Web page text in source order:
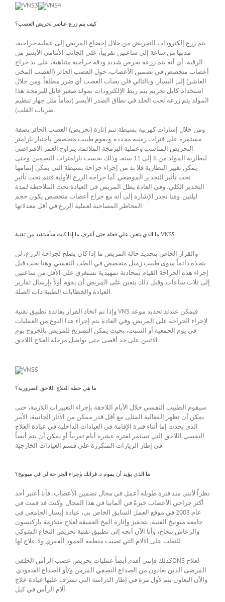
كيف يتم زرع عناصر تحريض العصب؟
يتم زرع إلكترودات التحريض من خلال إخضاع المريض إلى عملية جراحية،
مدتها من ساعة إلى ساعتين تقريباً، على الجانب الأمامي الأيسر من
الرقبة، أي أنه يتم زرعه بحرص شديد ودقة جراحية متناهية، على يد جراح
أعصاب متخصص في تضمين الأعصاب، حول العصب الحائر (العصب المخي
العاشر) إلى اليسار، وبالتالي فلن يصاب العصب أي ضرر مطلقاً. ومن خلال
استخدام كابل تحزيم يتم ربط الإلكترودات بمولد صغير قابل للبرمجة. هذا
المولد يتم زرعه تحت الجلد في نطاق الصدر الأيسر (تماماً مثل جهاز تنظيم
ضربات القلب).
ومن خلال إشارات كهربية بسيطة تتم إثارة (تحريض) العصب الحائر بصفة
مستمرة على فترات زمنية محددة. ويقوم طبيب متخصص باختيار بارامتر
التحريض المناسب وعملية البرمجة الملائمة. يتراوح العمر الافتراضي
لبطارية المولد من 6 إلى 11 سنة، وذلك بحسب بارامترات التضمين. وحتى
يمكن تغيير البطارية فلا بد من إجراء جراحة بسيطة التي يمكن إتمامها
تحت تأثير التخدير الموضعي. أما جراحة الزرع الأولية فتتم تحت تأثير
التخدير الكلي، وفي العادة يظل المريض في العيادة تحت الملاحظة لمدة
ليلتين. وهنا تجدر الإشارة إلى أنه مع جراح أعصاب متخصص يكون حجم
المخاطر المصاحبة لعملية الزرع في أقل معدلاتها.
ما الذي يتعين علي فعله حتى أعرف ما إذا كنت سأستفيد من تقنية VNS؟
والقرار الخاص بتحديد حالة المريض ما إذا كان يصلح لجراحة الزرع، لن
يتخذه دائماً سوى طبيب زميل متخصص في الطب النفسي. وهنا يجب قبل
إجراء هذه الجراحة القيام بمحادثة تمهيدية تستغرق على الأقل من ساعتين
إلى ثلاث ساعات. وقبل ذلك يتعين على المريض أن يقوم أولاً بإرسال تقارير
العيادة والخطابات الطبية ذات الصلة.
وإذا تم اتخاذ القرار بفائدة تطبيق تقنية VNS فيمكن عندئذ تحديد موعد
لإجراء الجراحة على المريض. وفي العادة يتم إجراء هذا النوع من العمليات
في يوم الجمعية أو السبت، بحيث يمكن التصريح للمريض بالخروج يوم
الاثنين على حد أقصى حتى يواصل مرحلة العلاج اللاحق.
ما هي خطة العلاج اللاحق الضرورية؟
سيقوم الطبيب النفسي خلال الأيام اللاحقة بإجراء التغييرات اللازمة، حتى
يمكن أن تظهر الفعالية المثلى مع أقل قدر ممكن من الآثار الجانبية، الأمر
الذي يحدث إما أثناء فترة الإقامة في العيادات الداخلية في عيادة العلاج
النفسي اللاحق التي تستمر لفترة عشرة أيام تقريباً أو يمكن أن يتم أيضاً
في إطار الزيارات المتكررة على قسم العيادات الخارجية.
ما الذي يؤيد أن يقوم د. فرانك بإجراء الجراحة لي في ميونيخ؟
نظراً لأنني منذ فترة طويلة أعمل في مجال تضمين الأعصاب، فأنا أعتبر أحد
أكثر جراحي الأعصاب خبرةً في ألمانيا في هذا المجال. وكنت قد قمت في
عام 2003 في موقع العمل السابق الخاص بي، عيادة إيسار الجامعي في
جامعة ميونيخ الفنية، بتحفيز وإثارة المخ العميقة لعلاج متلازمة باركنسون
والرعاش بنجاح، وأنا الآن أتجه إلى تطبيق تقنية تحريض النخاع الشوكي
للتغلب على الآلام التي تصيب منطقة العمود الفقري ولا علاج لها.
كذلك فإنني أقدم أيضاً عمليات تحريض عصب الرأس الخلفيONS لعلاج
المرضى الذين يعانون من الصداع النصفي المزمن و/أو الصداع العنقودي.
والآن التعاون يتم لأول مرة في إطار الدراسة التي تشرف عليها عيادة علاج
آلام الرأس في كيل.